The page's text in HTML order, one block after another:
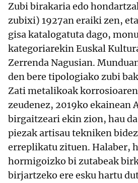
Zubi birakaria edo
zubixi) 1927an eraiki zen,
gisa katalogatuta dago,
kategoriarekin Euskal
Zerrenda Nagusian.
den bere tipologiako zubi
Zati metalikoak
zeudenez, 2019ko ekainean
birgaitzeari ekin zion, hau
piezak artisau tekniken
erreplikatu zituen. Halaber,
hormigoizko bi zutabeak
birjartzeko ere esku hartu